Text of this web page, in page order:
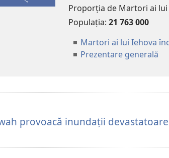
Proporția de Martori ai
Populația: 21 763 000
Martori ai lui Iehova
Prezentare generală
provoacă inundații